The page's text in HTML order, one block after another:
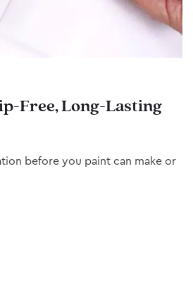
Free, Long-Lasting
before you paint can make or